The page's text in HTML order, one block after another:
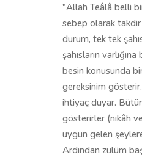
"Allah Teâlâ belli
sebep olarak takdir
durum, tek tek
şahısların
besin konusunda
gereksinim
ihtiyaç duyar.
gösterirler (nikâh
uygun gelen
Ardından zulüm